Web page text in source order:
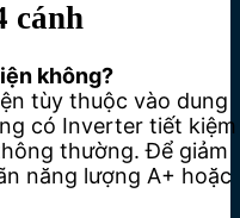
cánh
không?
tùy thuộc vào dung
có Inverter tiết kiệm
thường. Để giảm
năng lượng A+ hoặc